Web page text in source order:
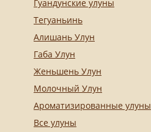
Гуандунские улуны
Тегуаньинь
Алишань Улун
Габа Улун
Женьшень Улун
Молочный Улун
Ароматизированные улуны
Все улуны